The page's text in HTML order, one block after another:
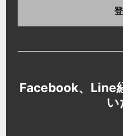
Facebook、Line
い